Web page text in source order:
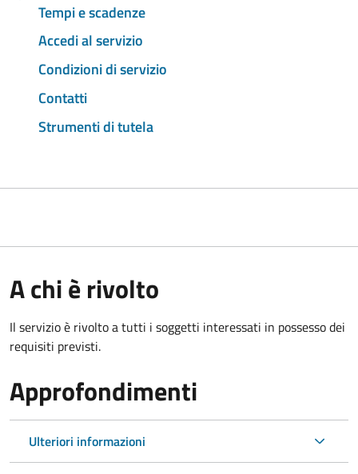
Tempi e scadenze
Accedi al servizio
Condizioni di servizio
Contatti
Strumenti di tutela
A chi è rivolto
Il servizio è rivolto a tutti i soggetti interessati in possesso dei
requisiti previsti.
Approfondimenti
Ulteriori informazioni